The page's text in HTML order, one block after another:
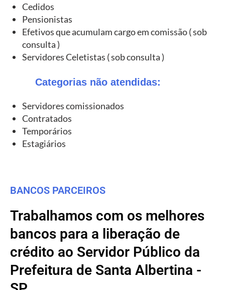
Cedidos
Pensionistas
Efetivos que acumulam cargo em comissão ( sob
consulta )
Servidores Celetistas ( sob consulta )
Categorias não atendidas:
Servidores comissionados
Contratados
Temporários
Estagiários
BANCOS PARCEIROS
Trabalhamos com os melhores
bancos para a liberação de
crédito ao Servidor Público da
Prefeitura de Santa Albertina -